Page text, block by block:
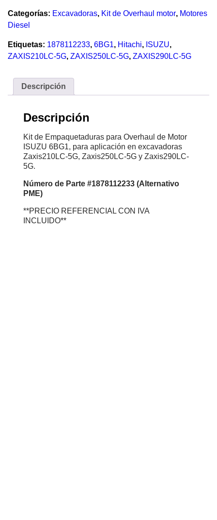
Categorías: Excavadoras, Kit de Overhaul motor, Motores
Diesel
Etiquetas: 1878112233, 6BG1, Hitachi, ISUZU,
ZAXIS210LC-5G, ZAXIS250LC-5G, ZAXIS290LC-5G
Descripción
Descripción
Kit de Empaquetaduras para Overhaul de Motor
ISUZU 6BG1, para aplicación en excavadoras
Zaxis210LC-5G, Zaxis250LC-5G y Zaxis290LC-
5G.
Número de Parte #1878112233 (Alternativo
PME)
**PRECIO REFERENCIAL CON IVA
INCLUIDO**